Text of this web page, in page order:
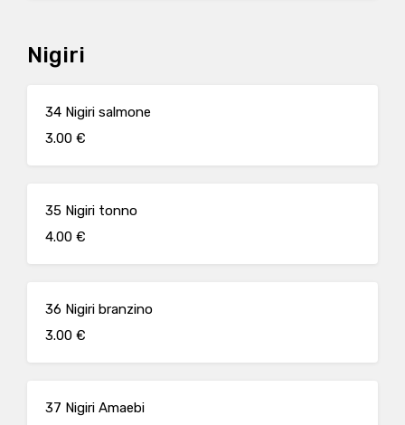
Nigiri
34 Nigiri salmone
3.00 €
35 Nigiri tonno
4.00 €
36 Nigiri branzino
3.00 €
37 Nigiri Amaebi